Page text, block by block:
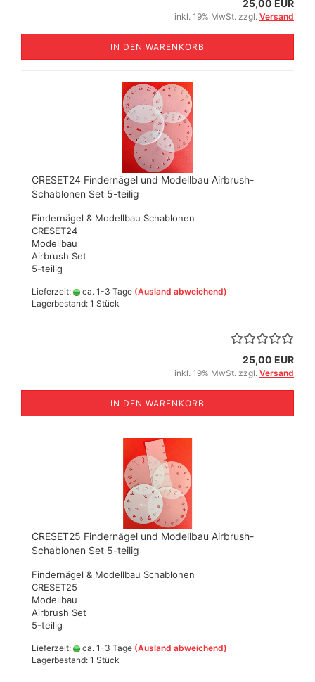
25,00 EUR
inkl. 19% MwSt. zzgl. Versand
IN DEN WARENKORB
CRESET24 Findernägel und Modellbau Airbrush-
Schablonen Set 5-teilig
Findernägel & Modellbau Schablonen
CRESET24
Modellbau
Airbrush Set
5-teilig
Lieferzeit: ca. 1-3 Tage (Ausland abweichend)
Lagerbestand: 1 Stück
25,00 EUR
inkl. 19% MwSt. zzgl. Versand
IN DEN WARENKORB
CRESET25 Findernägel und Modellbau Airbrush-
Schablonen Set 5-teilig
Findernägel & Modellbau Schablonen
CRESET25
Modellbau
Airbrush Set
5-teilig
Lieferzeit: ca. 1-3 Tage (Ausland abweichend)
Lagerbestand: 1 Stück